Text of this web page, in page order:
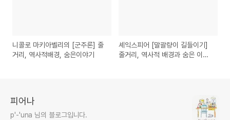
니콜로 마키아벨리의 [군주론] 줄
거리, 역사적배경, 숨은이야기
셰익스피어 [말괄량이 길들이기]
줄거리, 역사적 배경과 숨은 이야
피어나
p'-'una 님의 블로그입니다.